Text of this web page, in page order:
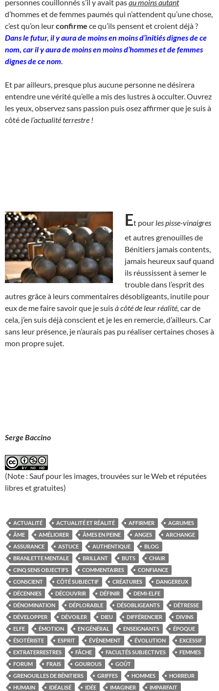
personnes couillonnés s’il y avait pasau moins autant
d’hommes et de femmes paumés qui n’attendent qu’une chose,
c’est qu’on leurconfirme ce qu’ils pensent et croient déjà ?
Dans le futur, il y aura de moins en moins d’initiés dignes de ce
nom, car il y aura de moins en moins d’hommes et de femmes
dignes de ce nom
Et par ailleurs, presque plus aucune personne ne désirera
entendre une vérité qu’elle a mis des lustres à occulter. Ouvrez
les yeux, observez sans passion puis osez affirmer que je suis à
côté de l’actualité terrestre !
Et pour les pisse-vinaigres
et autres grenouilles de
Bénitiers jamais contents,
jamais heureux sauf quand
ils réussissent à semer le
trouble dans l’esprit des
autres grâce à leurs commentaires désobligeants, inutile pour
eux de me faire savoir que je suisà côté de leur réalité, car de
cela, j’en suis déjà conscient et je les en remercie, d’ailleurs. Car
sans leur présence, je n’aurais pas pu réaliser certaines choses à
mon propre sujet.
Serge Baccino
(Note : Sauf pour les images, trouvées sur le Web et réputées
libres et gratuites)
ACTUALITÉ ACTUALITÉ ET RÉALITÉ AFFIRMER
AGRUMES
ÂME
AMÉLIORER ÂMES EN PEINE ANGES
ARCHANGE
ASSURANCE
ASTUCE AUTHENTIQUE
BLOG
BRANLETTE MENTALE
BRILLANT BUTS
CHAIR
CINQ SENS OBJECTIFS
COMMENTAIRES
CONFIANCE
CONSCIENT
CÔTÉ SUBJECTIF CRÉATURES
DANGEREUX
DÉCENNIES
DÉCOUVRIR DÉFINIR
DEMI-ELFE
DÉNOMINATION
DÉPLORABLE DÉSOBLIGEANTS
DÉTRESSE
DÉVELOPPER
DÉVOILER DIEU DIFFÉRENCIER
DIVINS
ELFE
ÉMOTION EN GÉNÉRAL ENSEIGNANTS
ÉPOQUE
ÉSOTÉRISTE
ESPRIT ÉVÈNEMENT ÉVOLUTION
EXCESSIF
EXTRATERRESTRES
FÂCHE FACULTÉS SUBJECTIVES
FEMMES
FORUM
FRAIS GOUROUS
GOÛT
GRENOUILLES DE BÉNITIERS
GRIFFES HOMMES
HORREUR
HUMAIN
IDÉALISÉ IDÉE IMAGINER
IMPARFAIT